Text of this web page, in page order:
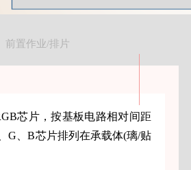
前置作业/排片
芯片，按基板电路相对间距
G、B芯片排列在承载体(璃/贴